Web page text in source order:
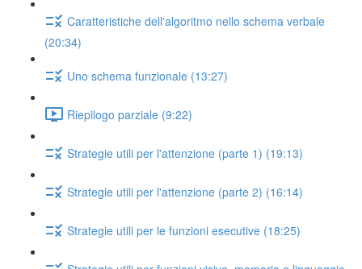
Caratteristiche dell'algoritmo nello schema verbale
(20:34)
Uno schema funzionale (13:27)
Riepilogo parziale (9:22)
Strategie utili per l'attenzione (parte 1) (19:13)
Strategie utili per l'attenzione (parte 2) (16:14)
Strategie utili per le funzioni esecutive (18:25)